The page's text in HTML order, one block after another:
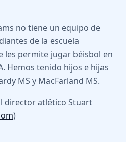
no tiene un equipo de
de la escuela
les permite jugar béisbol en
Hemos tenido hijos e hijas
MS y MacFarland MS.
director atlético Stuart
)